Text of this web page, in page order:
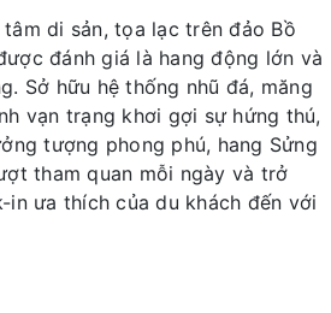
di sản, tọa lạc trên đảo Bồ
đánh giá là hang động lớn và
Sở hữu hệ thống nhũ đá, măng
vạn trạng khơi gợi sự hứng thú,
tượng phong phú, hang Sửng
tham quan mỗi ngày và trở
in ưa thích của du khách đến với